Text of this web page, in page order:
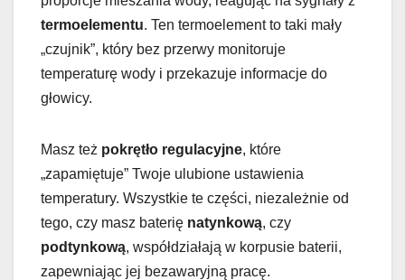
termoelementu. Ten termoelement to taki mały
„czujnik”, który bez przerwy monitoruje
temperaturę wody i przekazuje informacje do
głowicy.
Masz też pokrętło regulacyjne, które
„zapamiętuje” Twoje ulubione ustawienia
temperatury. Wszystkie te części, niezależnie od
tego, czy masz baterię natynkową, czy
podtynkową, współdziałają w korpusie baterii,
zapewniając jej bezawaryjną pracę.